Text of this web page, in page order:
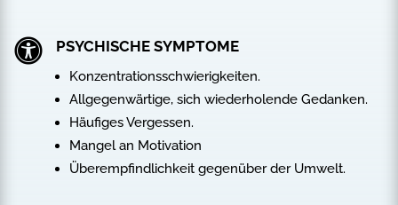
 PSYCHISCHE SYMPTOME
Konzentrationsschwierigkeiten.
Allgegenwärtige, sich wiederholende Gedanken.
Häufiges Vergessen.
Mangel an Motivation
Überempfindlichkeit gegenüber der Umwelt.